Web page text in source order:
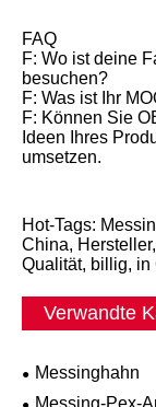
FAQ
F: Wo ist deine
besuchen?
F: Was ist Ihr
F: Können Sie
Ideen Ihres
umsetzen.
Hot-Tags:
China,
Qualität, billig,
Verwandte
Messinghahn